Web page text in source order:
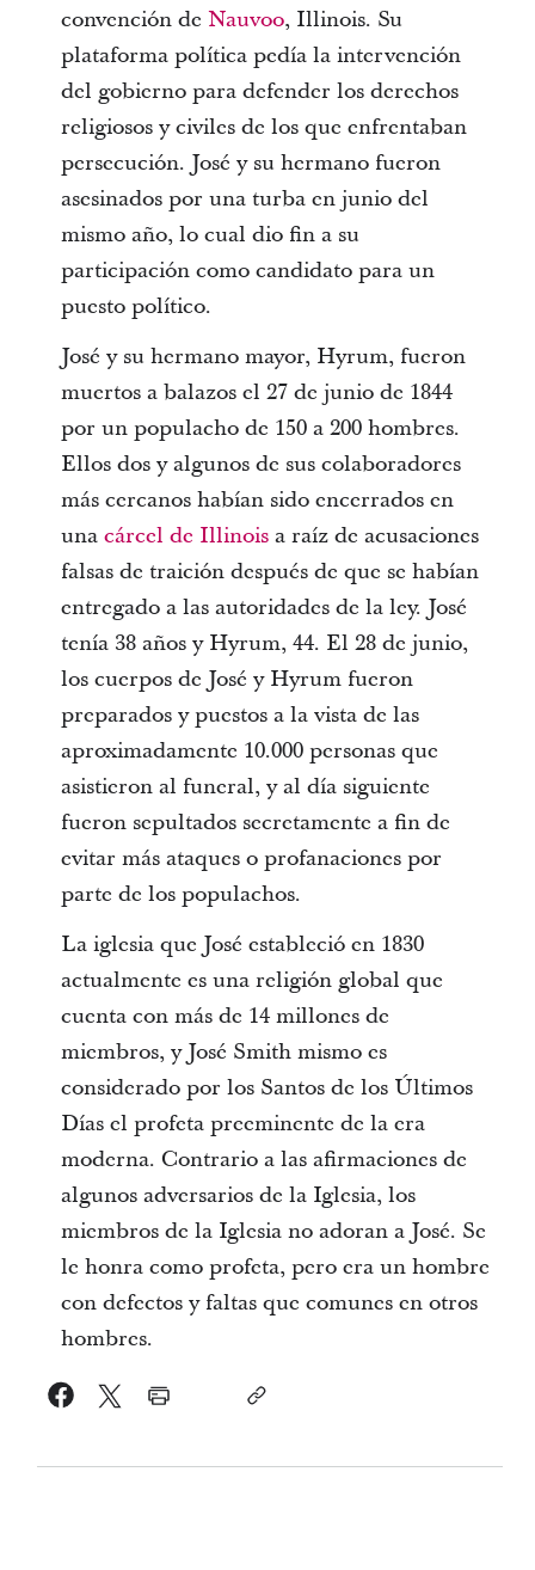
convención de Nauvoo, Illinois. Su
plataforma política pedía la intervención
del gobierno para defender los derechos
religiosos y civiles de los que enfrentaban
persecución. José y su hermano fueron
asesinados por una turba en junio del
mismo año, lo cual dio fin a su
participación como candidato para un
puesto político.
José y su hermano mayor, Hyrum, fueron
muertos a balazos el 27 de junio de 1844
por un populacho de 150 a 200 hombres.
Ellos dos y algunos de sus colaboradores
más cercanos habían sido encerrados en
una cárcel de Illinoisa raíz de acusaciones
falsas de traición después de que se habían
entregado a las autoridades de la ley. José
tenía 38 años y Hyrum, 44. El 28 de junio,
los cuerpos de José y Hyrum fueron
preparados y puestos a la vista de las
aproximadamente 10.000 personas que
asistieron al funeral, y al día siguiente
fueron sepultados secretamente a fin de
evitar más ataques o profanaciones por
parte de los populachos.
La iglesia que José estableció en 1830
actualmente es una religión global que
cuenta con más de 14 millones de
miembros, y José Smith mismo es
considerado por los Santos de los Últimos
Días el profeta preeminente de la era
moderna. Contrario a las afirmaciones de
algunos adversarios de la Iglesia, los
miembros de la Iglesia no adoran a José. Se
le honra como profeta, pero era un hombre
con defectos y faltas que comunes en otros
hombres.